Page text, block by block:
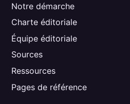
Notre démarche
Charte éditoriale
Équipe éditoriale
Sources
Ressources
Pages de référence